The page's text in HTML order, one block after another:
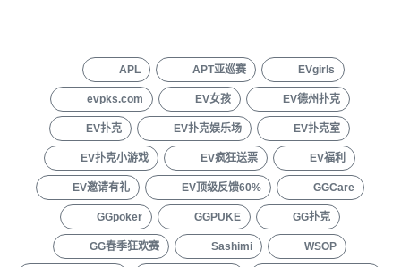
APL APT亚巡赛 EVgirls
evpks.com EV女孩 EV德州扑克
EV扑克 EV扑克娱乐场 EV扑克室
EV扑克小游戏 EV疯狂送票 EV福利
EV邀请有礼 EV顶级反馈60% GGCare
GGpoker GGPUKE GG扑克
GG春季狂欢赛 Sashimi WSOP